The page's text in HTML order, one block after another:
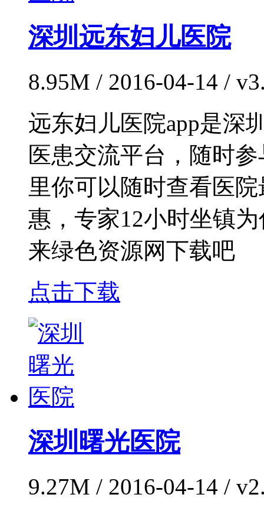
深圳远东妇儿医院
8.95M / 2016-04-14 /
远东妇儿医院app是深
医患交流平台，随时
里你可以随时查看医
惠，专家12小时坐镇
来绿色资源网下载吧
点击下载
深圳曙光医院
9.27M / 2016-04-14 /